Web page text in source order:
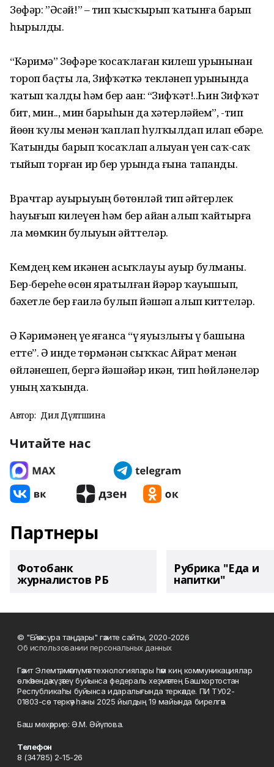
Зөфәр: ”Әсәй!” – тип ҡысҡырып ҡатынға барып
һырылды.
“Кәримә” Зөфәрҙе ҡосаҡлаған килеш урынынан
тороп баҫты ла, Зифҡәткә текләнеп урынында
ҡатып ҡалды һәм бер аҙҙан: “Зифҡәт!..Һин Зифҡәт
бит, мин.., мин барыһын да хәтерләйем”, -тип
йөҙөн ҡулы менән ҡаплап һулҡылдап илап ебәрҙе.
Ҡатынды барып ҡосаҡлап алыуҙан үҙен саҡ-саҡ
тыйып торған ир бер урында ғына тапанды.
Врачтар ауырыуҙың бөтөнләй тип әйтерлек
һауығып килеүен һәм бер айҙан алып ҡайтырға
ла мөмкин булыуын әйттеләр.
Кемдең кем икәнен асыҡлауы ауыр булманы.
Бер-береһе өсөн яратылған йәрҙәр ҡауышып,
бәхетле бер ғаилә булып йәшәп алып киттеләр.
Ә Кәримәнең үҙе яҙғанса “үҙ яуызлығы үҙ башына
етте”. Ә инде төрмәнән сыҡҡас Айрат менән
өйләнешеп, бергә йәшәйҙәр икән, тип һөйләнеләр
уның хаҡында.
Автор: Дилә Дәүләтшина
Читайте нас
Партнеры
Фотобанк
журналистов РБ
Рубрика "Еда и
напитки"
© "Ейәнсура таңдары" гәзите сайты, 2020-2026
Об использовании персональных данных
Гәзит Элемтә, мәғлүмәт технологиялары һәм киң коммуникациялар
өлкәһендә күҙәтеү буйынса федераль хеҙмәттең Башҡортостан
Республикаһы буйынса идаралығында теркәлде. ПИ ТУ02-
01803-сө теркәү һаны 2025 йылдың 19 майында бирелгән.
Баш мөхәррир: Ә.М. Әйүпова.
Телефон
8 (34785) 2-15-26